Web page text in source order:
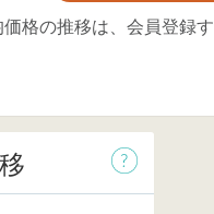
格の推移は、会員登録